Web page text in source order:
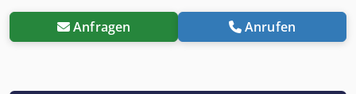
Anfragen Anrufen